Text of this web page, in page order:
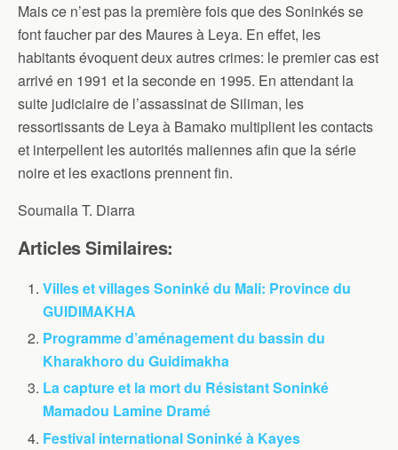
Mais ce n’est pas la première fois que des Soninkés se
font faucher par des Maures à Leya. En effet, les
habitants évoquent deux autres crimes: le premier cas est
arrivé en 1991 et la seconde en 1995. En attendant la
suite judiciaire de l’assassinat de Siliman, les
ressortissants de Leya à Bamako multiplient les contacts
et interpellent les autorités maliennes afin que la série
noire et les exactions prennent fin.
Soumaila T. Diarra
Articles Similaires:
Villes et villages Soninké du Mali: Province du
GUIDIMAKHA
Programme d’aménagement du bassin du
Kharakhoro du Guidimakha
La capture et la mort du Résistant Soninké
Mamadou Lamine Dramé
Festival international Soninké à Kayes